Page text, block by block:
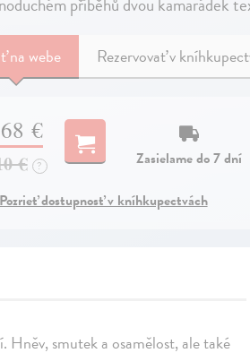
na webe Rezervovať v
€
€ ?
Zasielame do 7 dní
dostupnosť v kníhkupectvách
Hněv, smutek a osamělost, ale také